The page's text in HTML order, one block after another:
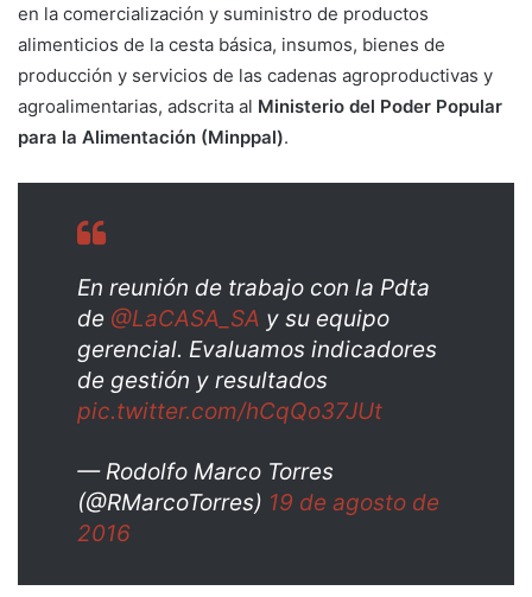
en la comercialización y suministro de productos
alimenticios de la cesta básica, insumos, bienes de
producción y servicios de las cadenas agroproductivas y
agroalimentarias, adscrita al Ministerio del Poder Popular
para la Alimentación (Minppal).
En reunión de trabajo con la Pdta
de @LaCASA_SA y su equipo
gerencial. Evaluamos indicadores
de gestión y resultados
pic.twitter.com/hCqQo37JUt
— Rodolfo Marco Torres
(@RMarcoTorres) 19 de agosto de
2016